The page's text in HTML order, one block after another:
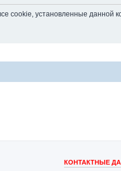
cookie, установленные данной
КОНТАКТНЫЕ